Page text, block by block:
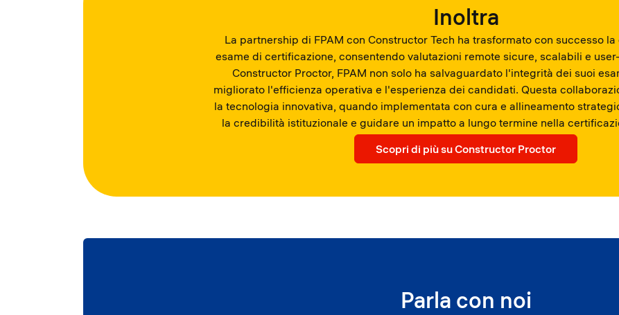
Inoltra
La partnership di FPAM con Constructor Tech ha trasformato con successo
esame di certificazione, consentendo valutazioni remote sicure, scalabili e
Constructor Proctor, FPAM non solo ha salvaguardato l'integrità dei suoi
migliorato l'efficienza operativa e l'esperienza dei candidati. Questa
la tecnologia innovativa, quando implementata con cura e allineamento
la credibilità istituzionale e guidare un impatto a lungo termine nella
Scopri di più su Constructor Proctor
Parla con noi